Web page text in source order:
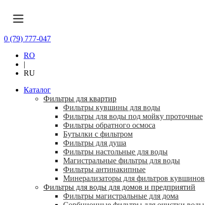
0 (79) 777-047
RO
|
RU
Каталог
Фильтры для квартир
Фильтры кувшины для воды
Фильтры для воды под мойку проточные
Фильтры обратного осмоса
Бутылки с фильтром
Фильтры для душа
Фильтры настольные для воды
Магистральные фильтры для воды
Фильтры антинакипные
Минерализаторы для фильтров кувшинов
Фильтры для воды для домов и предприятий
Фильтры магистральные для дома